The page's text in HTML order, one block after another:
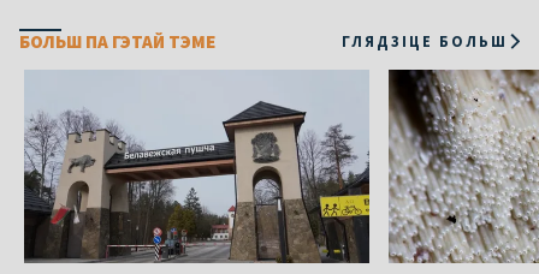
БОЛЬШ ПА ГЭТАЙ ТЭМЕ ГЛЯДЗІЦЕ БОЛЬШ